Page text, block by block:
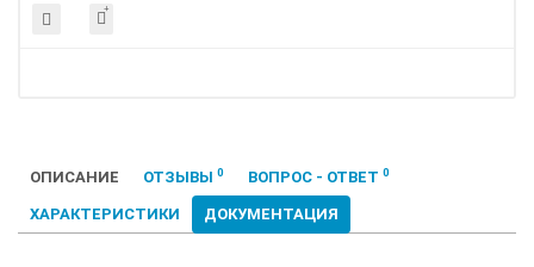
ОПИСАНИЕ ОТЗЫВЫ 0 ВОПРОС - ОТВЕТ 0
ХАРАКТЕРИСТИКИ ДОКУМЕНТАЦИЯ